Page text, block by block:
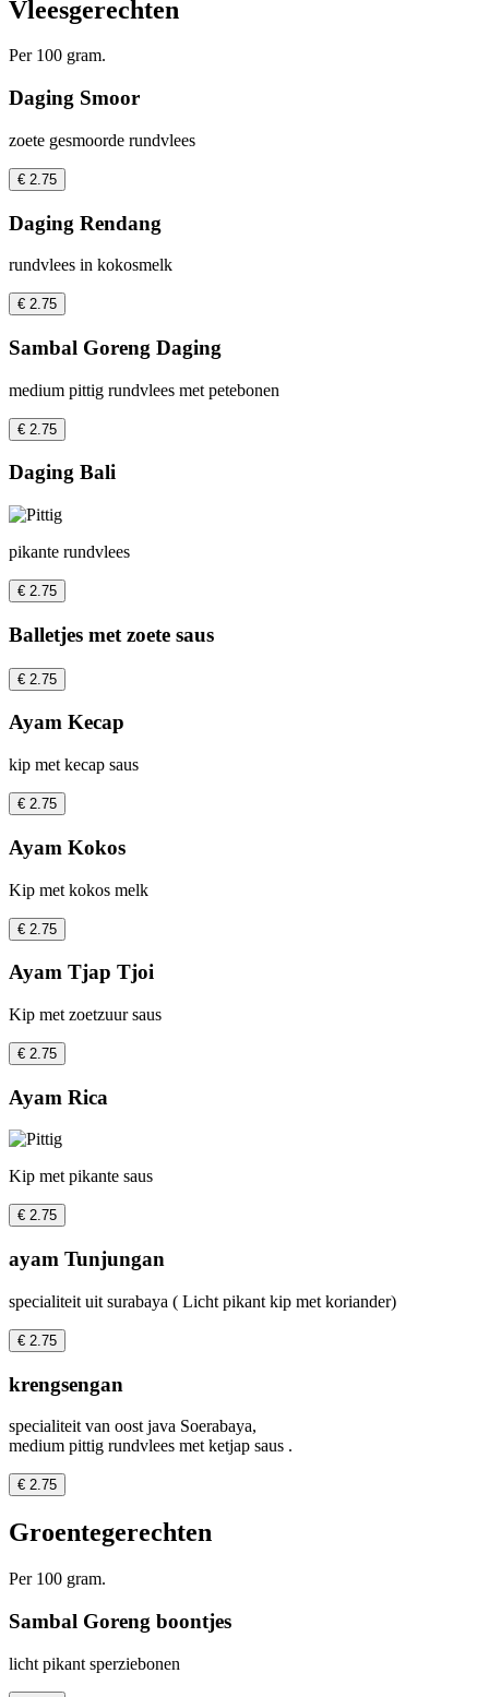
Vleesgerechten
Per 100 gram.
Daging Smoor
zoete gesmoorde rundvlees
€ 2.75
Daging Rendang
rundvlees in kokosmelk
€ 2.75
Sambal Goreng Daging
medium pittig rundvlees met petebonen
€ 2.75
Daging Bali
pikante rundvlees
€ 2.75
Balletjes met zoete saus
€ 2.75
Ayam Kecap
kip met kecap saus
€ 2.75
Ayam Kokos
Kip met kokos melk
€ 2.75
Ayam Tjap Tjoi
Kip met zoetzuur saus
€ 2.75
Ayam Rica
Kip met pikante saus
€ 2.75
ayam Tunjungan
specialiteit uit surabaya ( Licht pikant kip met koriander)
€ 2.75
krengsengan
specialiteit van oost java Soerabaya,
medium pittig rundvlees met ketjap saus .
€ 2.75
Groentegerechten
Per 100 gram.
Sambal Goreng boontjes
licht pikant sperziebonen